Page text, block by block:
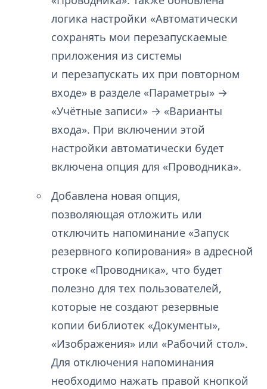
логика настройки «Автоматически
сохранять мои перезапускаемые
приложения из системы
и перезапускать их при повторном
входе» в разделе «Параметры» →
«Учётные записи» → «Варианты
входа». При включении этой
настройки автоматически будет
включена опция для «Проводника».
Добавлена новая опция,
позволяющая отложить или
отключить напоминание «Запуск
резервного копирования» в адресной
строке «Проводника», что будет
полезно для тех пользователей,
которые не создают резервные
копии библиотек «Документы»,
«Изображения» или «Рабочий стол».
Для отключения напоминания
необходимо нажать правой кнопкой